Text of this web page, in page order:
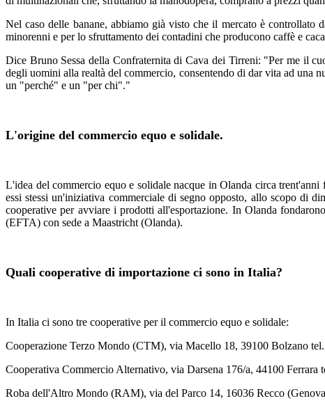
Nel caso delle banane, abbiamo già visto che il mercato è
minorenni e per lo sfruttamento dei contadini che producono caffè e
Dice Bruno Sessa della Confraternita di Cava dei Tirreni: "Per me il
degli uomini alla realtà del commercio, consentendo di dar vita ad una
un "perché" e un "per chi"."
L'origine del commercio equo e solidale.
L'idea del commercio equo e solidale nacque in Olanda circa
essi stessi un'iniziativa commerciale di segno opposto, allo scopo di
cooperative per avviare i prodotti all'esportazione. In Olanda
(EFTA) con sede a Maastricht (Olanda).
Quali cooperative di importazione ci sono in Italia?
In Italia ci sono tre cooperative per il commercio equo e solidale:
Cooperazione Terzo Mondo (CTM), via Macello 18, 39100 Bolzano
Cooperativa Commercio Alternativo, via Darsena 176/a, 44100 Ferrara
Roba dell'Altro Mondo (RAM), via del Parco 14, 16036 Recco